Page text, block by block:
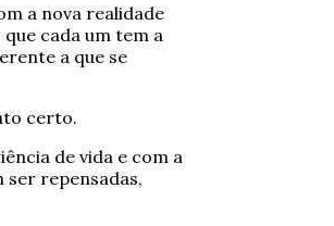
a nova realidade
cada um tem a
a que se
certo.
de vida e com a
ser repensadas,